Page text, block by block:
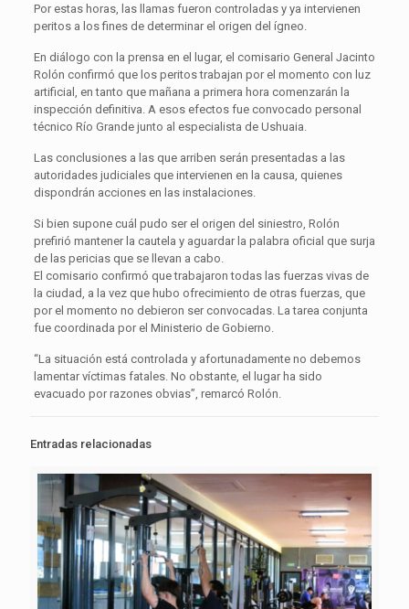
Por estas horas, las llamas fueron controladas y ya intervienen
peritos a los fines de determinar el origen del ígneo.
En diálogo con la prensa en el lugar, el comisario General Jacinto
Rolón confirmó que los peritos trabajan por el momento con luz
artificial, en tanto que mañana a primera hora comenzarán la
inspección definitiva. A esos efectos fue convocado personal
técnico Río Grande junto al especialista de Ushuaia.
Las conclusiones a las que arriben serán presentadas a las
autoridades judiciales que intervienen en la causa, quienes
dispondrán acciones en las instalaciones.
Si bien supone cuál pudo ser el origen del siniestro, Rolón
prefirió mantener la cautela y aguardar la palabra oficial que surja
de las pericias que se llevan a cabo.
El comisario confirmó que trabajaron todas las fuerzas vivas de
la ciudad, a la vez que hubo ofrecimiento de otras fuerzas, que
por el momento no debieron ser convocadas. La tarea conjunta
fue coordinada por el Ministerio de Gobierno.
“La situación está controlada y afortunadamente no debemos
lamentar víctimas fatales. No obstante, el lugar ha sido
evacuado por razones obvias”, remarcó Rolón.
Entradas relacionadas